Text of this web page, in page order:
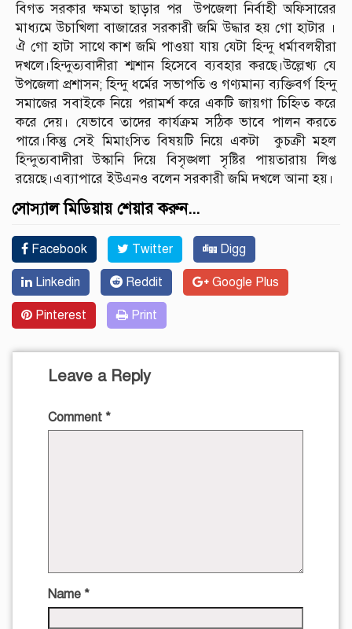
বিগত সরকার ক্ষমতা ছাড়ার পর উপজেলা নির্বাহী অফিসারের
মাধ্যমে উচাখিলা বাজারের সরকারী জমি উদ্ধার হয় গো হাটার ।
ঐ গো হাটা সাথে কাশ জমি পাওয়া যায় যেটা হিন্দু ধর্মাবলম্বীরা
দখলে।হিন্দুত্যবাদীরা শ্মশান হিসেবে ব্যবহার করছে।উল্লেখ্য যে
উপজেলা প্রশাসন; হিন্দু ধর্মের সভাপতি ও গণ্যমান্য ব্যক্তিবর্গ হিন্দু
সমাজের সবাইকে নিয়ে পরামর্শ করে একটি জায়গা চিহ্নিত করে
করে দেয়। যেভাবে তাদের কার্যক্রম সঠিক ভাবে পালন করতে
পারে।কিন্তু সেই মিমাংসিত বিষয়টি নিয়ে একটা কুচক্রী মহল
হিন্দুত্যবাদীরা উস্কানি দিয়ে বিসৃঙ্খলা সৃষ্টির পায়তারায় লিপ্ত
রয়েছে।এব্যাপারে ইউএনও বলেন সরকারী জমি দখলে আনা হয়।
সোস্যাল মিডিয়ায় শেয়ার করুন...
Facebook Twitter Digg
Linkedin Reddit Google Plus
Pinterest Print
Leave a Reply
Comment *
Name *